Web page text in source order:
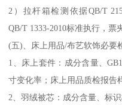
2）拉杆箱检测依据QB/T
QB/T 1333-2010标准执行，票
(五)、床上用品/布艺软饰必要
1、床上套件：成分含量、
寸变化率；床上用品质检报告
2、羽绒被芯：成分含量、标